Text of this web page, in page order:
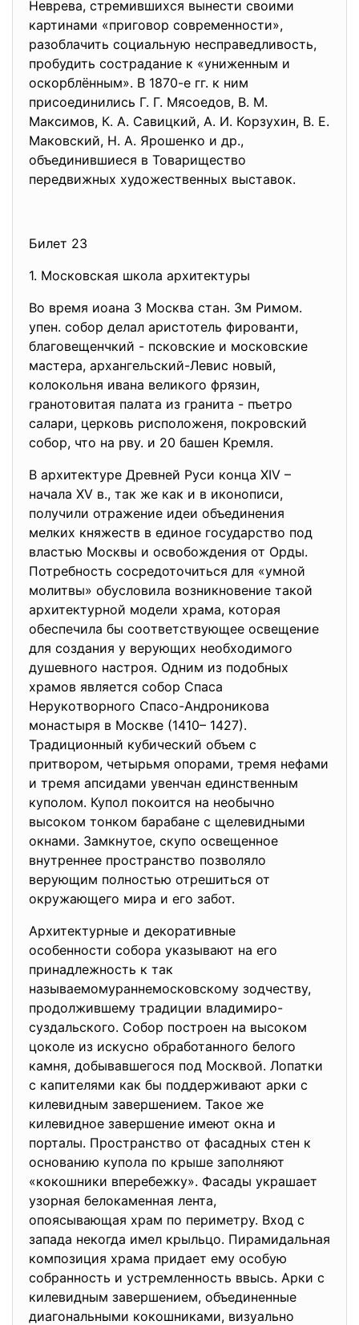
Неврева, стремившихся вынести своими
картинами «приговор современности»,
разоблачить социальную несправедливость,
пробудить сострадание к «униженным и
оскорблённым». В 1870-е гг. к ним
присоединились Г. Г. Мясоедов, В. М.
Максимов, К. А. Савицкий, А. И. Корзухин, В. Е.
Маковский, Н. А. Ярошенко и др.,
объединившиеся в Товарищество
передвижных художественных выставок.
Билет 23
1. Московская школа архитектуры
Во время иоана 3 Москва стан. 3м Римом.
упен. собор делал аристотель фированти,
благовещенчкий - псковские и московские
мастера, архангельский-Левис новый,
колокольня ивана великого фрязин,
гранотовитая палата из гранита - пъетро
салари, церковь рисположеня, покровский
собор, что на рву. и 20 башен Кремля.
В архитектуре Древней Руси конца XIV –
начала XV в., так же как и в иконописи,
получили отражение идеи объединения
мелких княжеств в единое государство под
властью Mocквы и освобождения от Орды.
Потребность сосредоточиться для «умной
молитвы» обусловила возникновение такой
apхитектурной модели храма, которая
обеспечила бы cooтвeтствующее освещение
для создания у верующих необходимогo
душевного настроя. Одним из подобных
храмов является собор Спаса
Нepyкoтвopнoгo Cпaco-Aндpoникoвa
монастыря в Москве (1410– 1427).
Традиционный кубический объем с
притвором, четырьмя опорами, тремя нефами
и тремя апсидами увенчан единственным
куполом. Купол покоится на необычно
высоком тонком барабане с щелевидными
окнами. Замкнутое, скупо освещенное
внутреннее пространство позволяло
верующим полностью отрешиться от
окружающего мира и eгo забот.
Архитектурные и декоративные
особенности собора yкaзывают на eгo
принадлежность к так
называемомуpaннeмoсковскому зодчеству,
продолжившему традиции владимиро-
суздальского. Собор построен на высоком
цоколе из искусно обработанного белого
камня, добывавшегося под Москвой. Лопатки
с капителями как бы поддерживают арки с
килевидным завершением. Такое же
килевидное завершение имеют окна и
порталы. Пространство от фасадных стен к
основанию купола по крыше заполняют
«кокошники вперебежку». Фасады украшает
узорная белокаменная лента,
опоясывающая храм по периметру. Вход с
запада некогда имел крыльцо. Пирамидальная
композиция храма придает ему особую
собранность и устремленность ввысь. Арки с
килевидным завершением, объединенные
диагональными кокошниками, визуально